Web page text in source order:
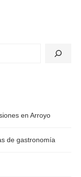
en Arroyo
de gastronomía